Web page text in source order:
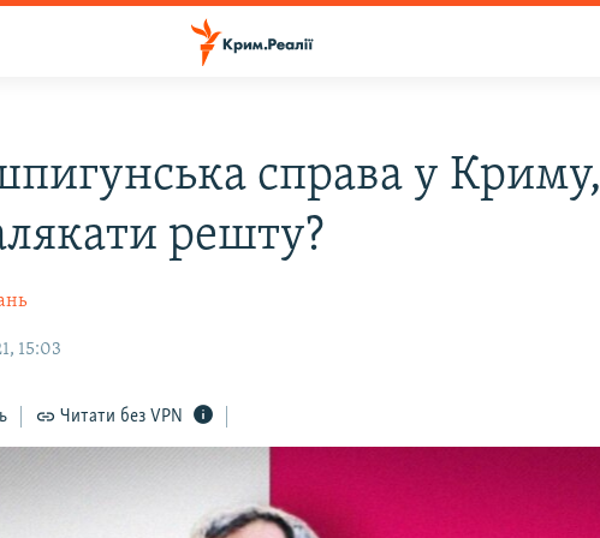
справа у Криму,
решту?
15:03
Читати без VPN